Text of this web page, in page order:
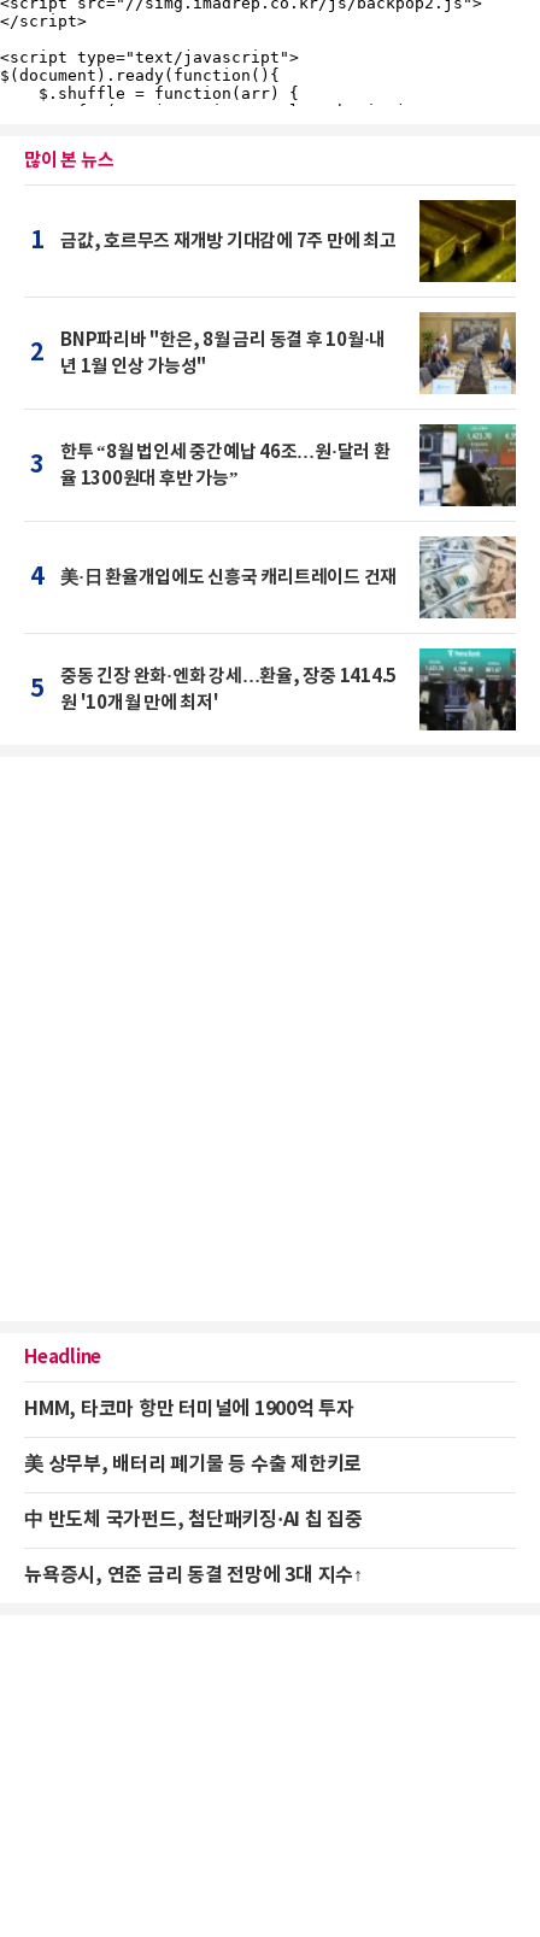
많이 본 뉴스
1 금값, 호르무즈 재개방 기대감에 7주 만에 최고
2
BNP파리바 "한은, 8월 금리 동결 후 10월·내
년 1월 인상 가능성"
3
한투 “8월 법인세 중간예납 46조…원·달러 환
율 1300원대 후반 가능”
4 美·日 환율개입에도 신흥국 캐리트레이드 건재
5
중동 긴장 완화·엔화 강세…환율, 장중 1414.5
원 '10개월 만에 최저'
Headline
HMM, 타코마 항만 터미널에 1900억 투자
美 상무부, 배터리 폐기물 등 수출 제한키로
中 반도체 국가펀드, 첨단패키징·AI 칩 집중
뉴욕증시, 연준 금리 동결 전망에 3대 지수↑